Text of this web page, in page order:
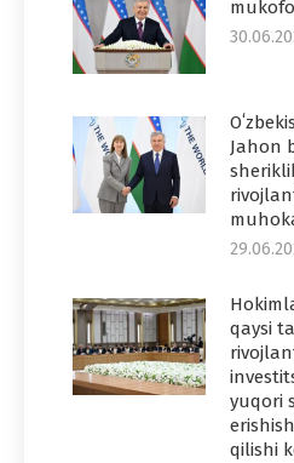
Jahon
qaysi
yuqori
qilishi